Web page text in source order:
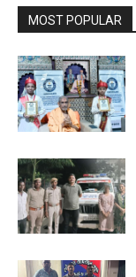
MOST POPULAR